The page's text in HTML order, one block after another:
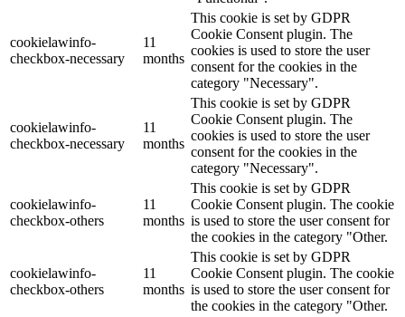
cookielawinfo-
checkbox-necessary
11
months
This cookie is set by GDPR
Cookie Consent plugin. The
cookies is used to store the user
consent for the cookies in the
category "Necessary".
cookielawinfo-
checkbox-necessary
11
months
This cookie is set by GDPR
Cookie Consent plugin. The
cookies is used to store the user
consent for the cookies in the
category "Necessary".
cookielawinfo-
checkbox-others
11
months
This cookie is set by GDPR
Cookie Consent plugin. The cookie
is used to store the user consent for
the cookies in the category "Other.
cookielawinfo-
checkbox-others
11
months
This cookie is set by GDPR
Cookie Consent plugin. The cookie
is used to store the user consent for
the cookies in the category "Other.